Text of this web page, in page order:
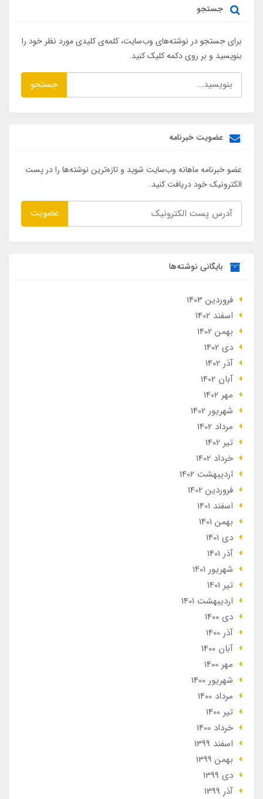
جستجو
برای جستجو در نوشته‌های وب‌سایت، کلمه‌ی کلیدی مورد نظر خود را
بنویسید و بر روی دکمه کلیک کنید.
جستجو
عضویت خبرنامه
عضو خبرنامه ماهانه وب‌سایت شوید و تازه‌ترین نوشته‌ها را در پست
الکترونیک خود دریافت کنید.
عضویت
بایگانی نوشته‌ها
فروردین 1403
اسفند 1402
بهمن 1402
دی 1402
آذر 1402
آبان 1402
مهر 1402
شهریور 1402
مرداد 1402
تير 1402
خرداد 1402
ارديبهشت 1402
فروردین 1402
اسفند 1401
بهمن 1401
دی 1401
آذر 1401
شهریور 1401
تير 1401
ارديبهشت 1401
دی 1400
آذر 1400
آبان 1400
مهر 1400
شهریور 1400
مرداد 1400
تير 1400
خرداد 1400
اسفند 1399
بهمن 1399
دی 1399
آذر 1399